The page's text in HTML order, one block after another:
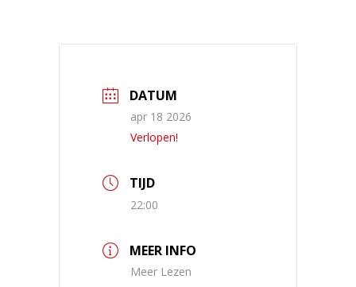
DATUM
apr 18 2026
Verlopen!
TIJD
22:00
MEER INFO
Meer Lezen